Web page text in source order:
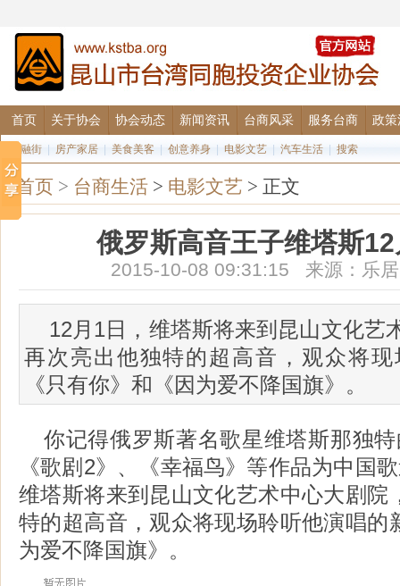
首页 关于协会 协会动态 新闻资讯 台商风采 服务台商 政策
金融街 房产家居 美食美客 创意养身 电影文艺 汽车生活 搜索
首页 > 台商生活 > 电影文艺 > 正文
俄罗斯高音王子维塔斯
2015-10-08 09:31:15 来源：乐
12月1日，维塔斯将来到昆山文化艺
再次亮出他独特的超高音，观众将
《只有你》和《因为爱不降国旗》。
你记得俄罗斯著名歌星维塔斯那独
《歌剧2》、《幸福鸟》等作品为中国
维塔斯将来到昆山文化艺术中心大剧院
特的超高音，观众将现场聆听他演唱的
为爱不降国旗》。